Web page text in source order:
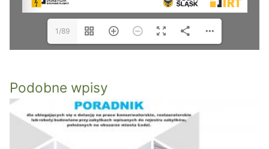
1/89
Podobne wpisy